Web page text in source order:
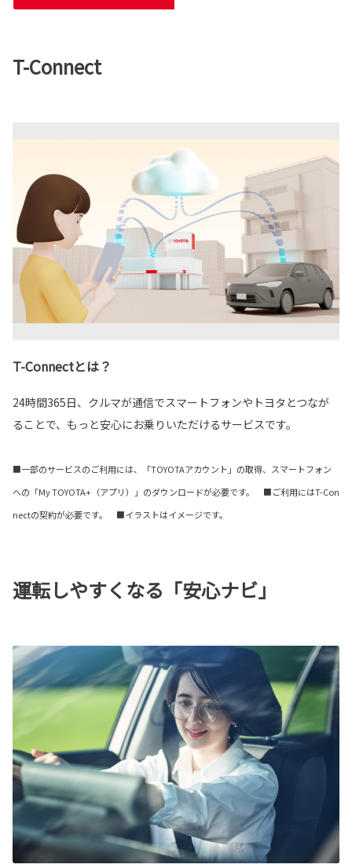
T-Connect
T-Connectとは？
24時間365日、クルマが通信でスマートフォンやトヨタとつなが
ることで、もっと安心にお乗りいただけるサービスです。
■一部のサービスのご利用には、「TOYOTAアカウント」の取得、スマートフォン
への「My TOYOTA+（アプリ）」のダウンロードが必要です。 ■ご利用にはT-Con
nectの契約が必要です。 ■イラストはイメージです。
運転しやすくなる「安心ナビ」